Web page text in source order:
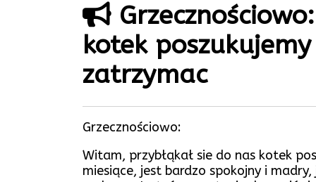
kotek
zatrzymac
Grzecznościowo:
Witam, przybłąkał sie do nas kotek
miesiące, jest bardzo spokojny i